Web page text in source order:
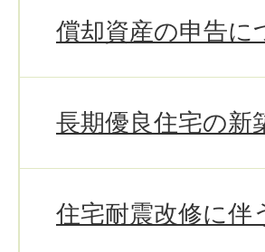
償却資産の申告に
長期優良住宅の新
住宅耐震改修に伴